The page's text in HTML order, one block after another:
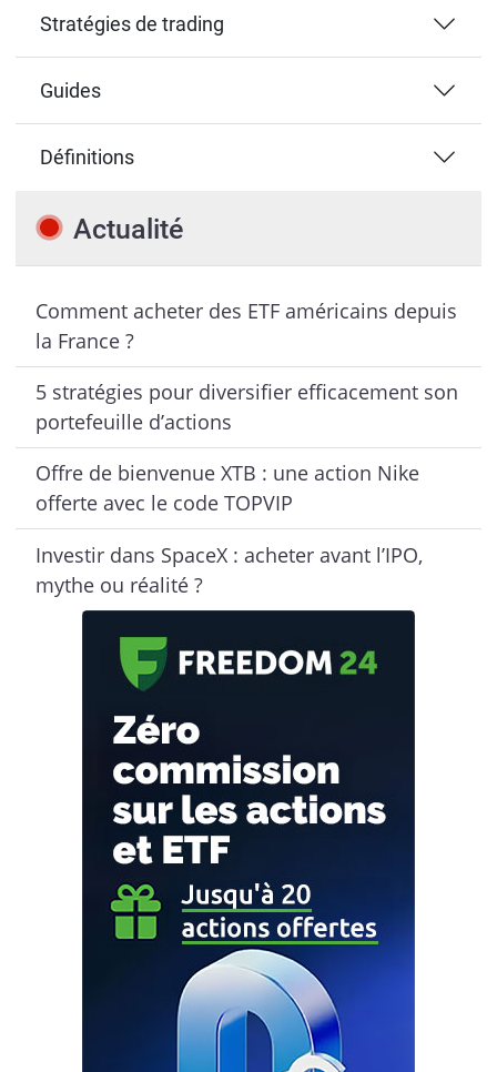
Stratégies de trading
Guides
Définitions
Actualité
Comment acheter des ETF américains depuis
la France ?
5 stratégies pour diversifier efficacement son
portefeuille d’actions
Offre de bienvenue XTB : une action Nike
offerte avec le code TOPVIP
Investir dans SpaceX : acheter avant l’IPO,
mythe ou réalité ?